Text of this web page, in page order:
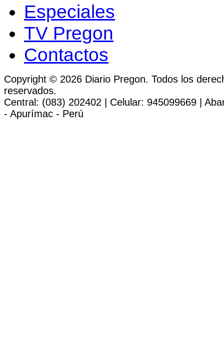
Especiales
TV Pregon
Contactos
Copyright © 2026 Diario Pregon. Todos los
reservados.
Central: (083) 202402 | Celular: 945099669 |
- Apurímac - Perú